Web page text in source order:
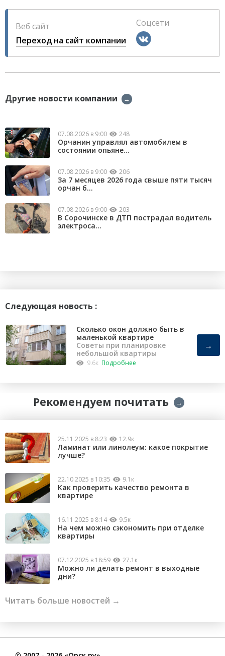
Веб сайт
Переход на сайт компании
Соцсети
Другие новости компании →
07.08.2026 в 9:00 248
Орчанин управлял автомобилем в
состоянии опьяне...
07.08.2026 в 9:00 206
За 7 месяцев 2026 года свыше пяти тысяч
орчан б...
07.08.2026 в 9:00 203
В Сорочинске в ДТП пострадал водитель
электроса...
Следующая новость :
Сколько окон должно быть в
маленькой квартире
Советы при планировке
небольшой квартиры
9.6к Подробнее
→
Рекомендуем почитать →
25.11.2025 в 8:23 12.9к
Ламинат или линолеум: какое покрытие
лучше?
22.10.2025 в 10:35 9.1к
Как проверить качество ремонта в
квартире
16.11.2025 в 8:14 9.5к
На чем можно сэкономить при отделке
квартиры
07.12.2025 в 18:59 27.1к
Можно ли делать ремонт в выходные
дни?
Читать больше новостей →